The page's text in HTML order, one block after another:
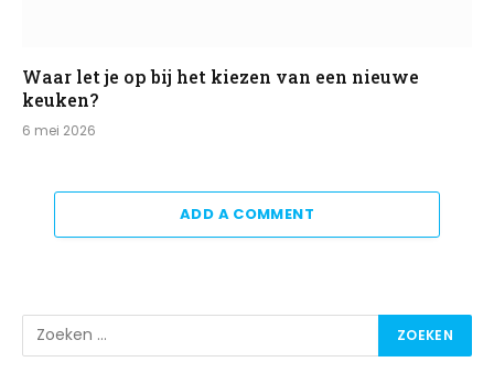
Waar let je op bij het kiezen van een nieuwe
keuken?
6 mei 2026
ADD A COMMENT